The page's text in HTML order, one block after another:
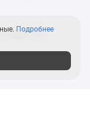
Подробнее